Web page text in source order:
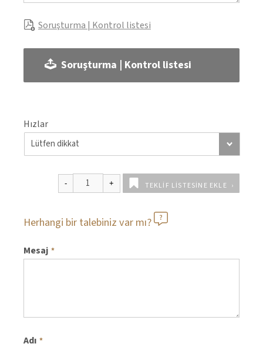
Soruşturma | Kontrol listesi
Soruşturma | Kontrol listesi
Hızlar
TEKLIF LISTESINE EKLE
Herhangi bir talebiniz var mı?
Mesaj *
Adı *